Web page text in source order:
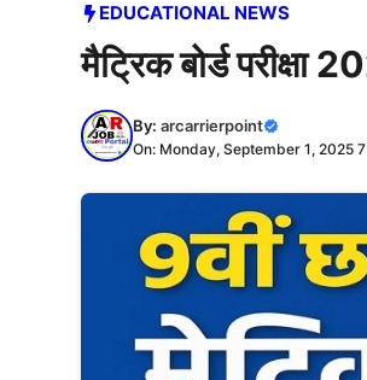
EDUCATIONAL NEWS
मैट्रिक बोर्ड परीक्षा
By: arcarrierpoint
On: Monday, September 1, 2025